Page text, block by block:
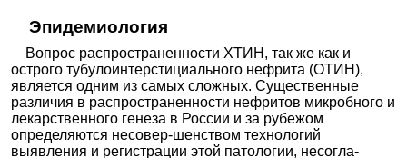
Эпидемиология
Вопрос распространенности ХТИН, так же как и
острого тубулоинтерстициального нефрита (ОТИН),
является одним из самых сложных. Существенные
различия в распространенности нефритов микробного и
лекарственного генеза в России и за рубежом
определяются несовер-шенством технологий
выявления и регистрации этой патологии, несогла-